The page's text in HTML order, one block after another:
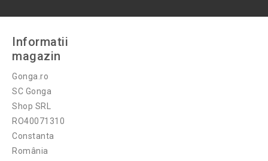
Informatii
magazin
Gonga.ro
SC Gonga
Shop SRL
RO40071310
Constanta
România